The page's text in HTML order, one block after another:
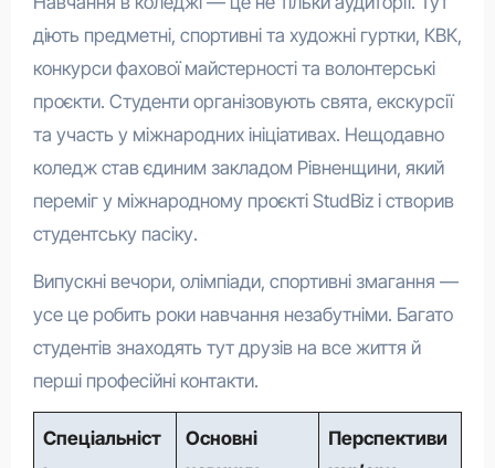
діють предметні, спортивні та художні гуртки, КВК,
конкурси фахової майстерності та волонтерські
проєкти. Студенти організовують свята, екскурсії
та участь у міжнародних ініціативах. Нещодавно
коледж став єдиним закладом Рівненщини, який
переміг у міжнародному проєкті StudBiz і створив
студентську пасіку.
Випускні вечори, олімпіади, спортивні змагання —
усе це робить роки навчання незабутніми. Багато
студентів знаходять тут друзів на все життя й
перші професійні контакти.
Спеціальніст
Основні
Перспективи